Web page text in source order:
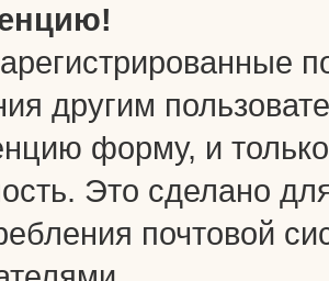
другим
форму, и
Это сделано
почтовой